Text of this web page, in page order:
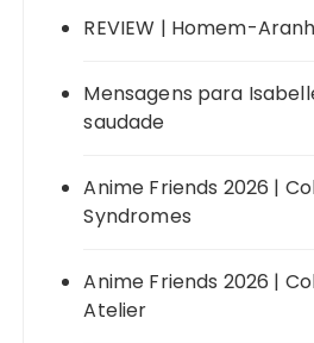
REVIEW | Homem-
Mensagens para
saudade
Anime Friends 2026 |
Syndromes
Anime Friends 2026 |
Atelier